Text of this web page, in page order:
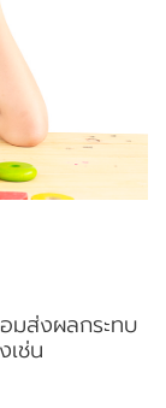
มส่งผลกระทบ
ช่น